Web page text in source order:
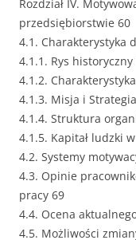
Rozdział IV.
przedsiębiorstwie 60
4.1. Charakterystyka
4.1.1. Rys historyczny
4.1.2.
4.1.3. Misja i
4.1.4. Struktura
4.1.5. Kapitał ludzki
4.2. Systemy
4.3. Opinie
pracy 69
4.4. Ocena
4.5. Możliwości